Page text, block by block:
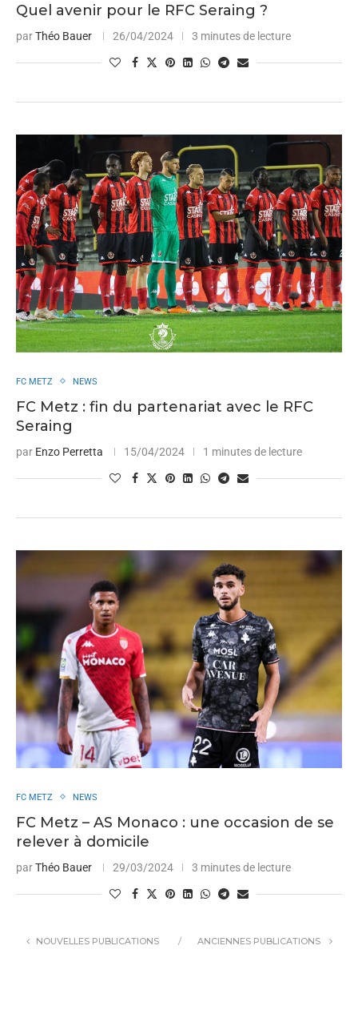
Quel avenir pour le RFC Seraing ?
parThéo Bauer 26/04/2024 3 minutes de lecture
FC METZ NEWS
FC Metz : fin du partenariat avec le RFC
Seraing
par Enzo Perretta 15/04/2024 1 minutes de lecture
FC METZ NEWS
FC Metz – AS Monaco : une occasion de se
relever à domicile
parThéo Bauer 29/03/2024 3 minutes de lecture
NOUVELLES PUBLICATIONS ANCIENNES PUBLICATIONS